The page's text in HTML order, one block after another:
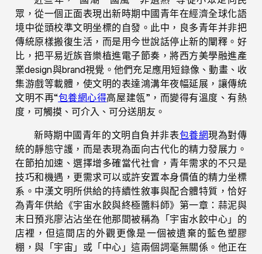
眾，從一個正面表現出新時期中國青年在經濟全球化語
境中從頭校準文明坐標的自發。此中，良多青年并非把
傳統原樣搬復生活，而是用今世說話停止新的闡釋。好
比，把平易近族音樂植進電子節奏，將西方美學融進產
業design與brand視覺。他們充足應用短錄像、動畫、收
集游戲等載體，使文明的表達鴻溝年夜幅延展，讓傳統
文明不再“包養網心得高屋建瓴”，而變得有溫度、有熱
度，可觸摸、可介入、可分送朋友。
新時期中國青年的文明自負并非表包養網現為對傳
統的靜態守護，而是表現為面向古代化的精力發展力。
在節拍加速、選擇增多確當代社會，青年需求的不只是
技巧和機遇，更需求可以或許安置本身價值的精力坐標
系。中漢文明所供給的持續性敘事與配合體特質，恰好
為青年供給《宇宙水餃與終極醬料師》第一章：蒜泥與
末日預兆廖沾沾坐在他那間被稱為「宇宙水餃中心」的
店裡，但這間店的外觀更像是一個被遺棄的藍色塑膠
棚，與「宇宙」或「中心」這兩個詞毫無關係。他正在